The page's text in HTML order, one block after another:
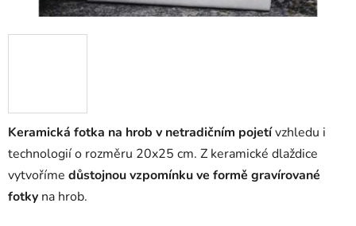
Keramická fotka na hrob v netradičním pojetívzhledu i
technologií o rozměru 20x25 cm. Z keramické dlaždice
vytvoříme důstojnou vzpomínku ve formě gravírované
fotky na hrob.